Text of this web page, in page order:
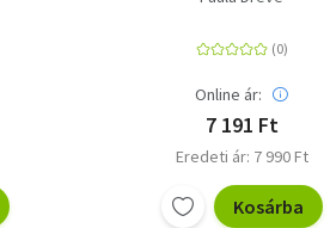
Online ár:
7 191 Ft
Eredeti ár: 7 990 Ft
Kosárba